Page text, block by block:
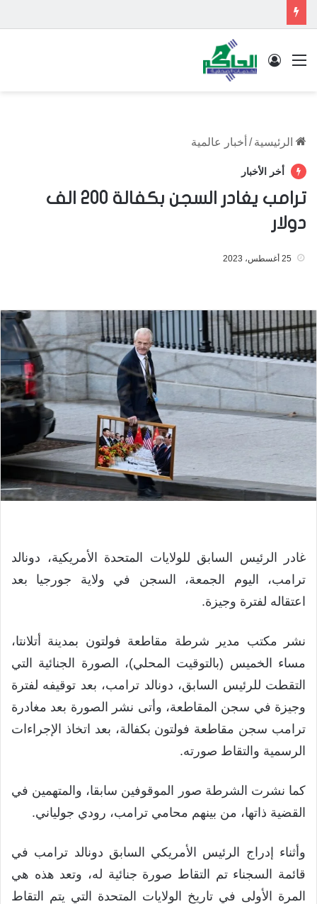
القائمة تسجيل الدخول
الرئيسية / أخبار عالمية
أخر الأخبار
ترامب يغادر السجن بكفالة 200 الف
دولار
25 أغسطس، 2023
غادر الرئيس السابق للولايات المتحدة الأمريكية، دونالد
ترامب، اليوم الجمعة، السجن في ولاية جورجيا بعد
اعتقاله لفترة وجيزة.
نشر مكتب مدير شرطة مقاطعة فولتون بمدينة أتلانتا،
مساء الخميس (بالتوقيت المحلي)، الصورة الجنائية التي
التقطت للرئيس السابق، دونالد ترامب، بعد توقيفه لفترة
وجيزة في سجن المقاطعة، وأتى نشر الصورة بعد مغادرة
ترامب سجن مقاطعة فولتون بكفالة، بعد اتخاذ الإجراءات
الرسمية والتقاط صورته.
كما نشرت الشرطة صور الموقوفين سابقا، والمتهمين في
القضية ذاتها، من بينهم محامي ترامب، رودي جولياني.
وأثناء إدراج الرئيس الأمريكي السابق دونالد ترامب في
قائمة السجناء تم التقاط صورة جنائية له، وتعد هذه هي
المرة الأولى في تاريخ الولايات المتحدة التي يتم التقاط